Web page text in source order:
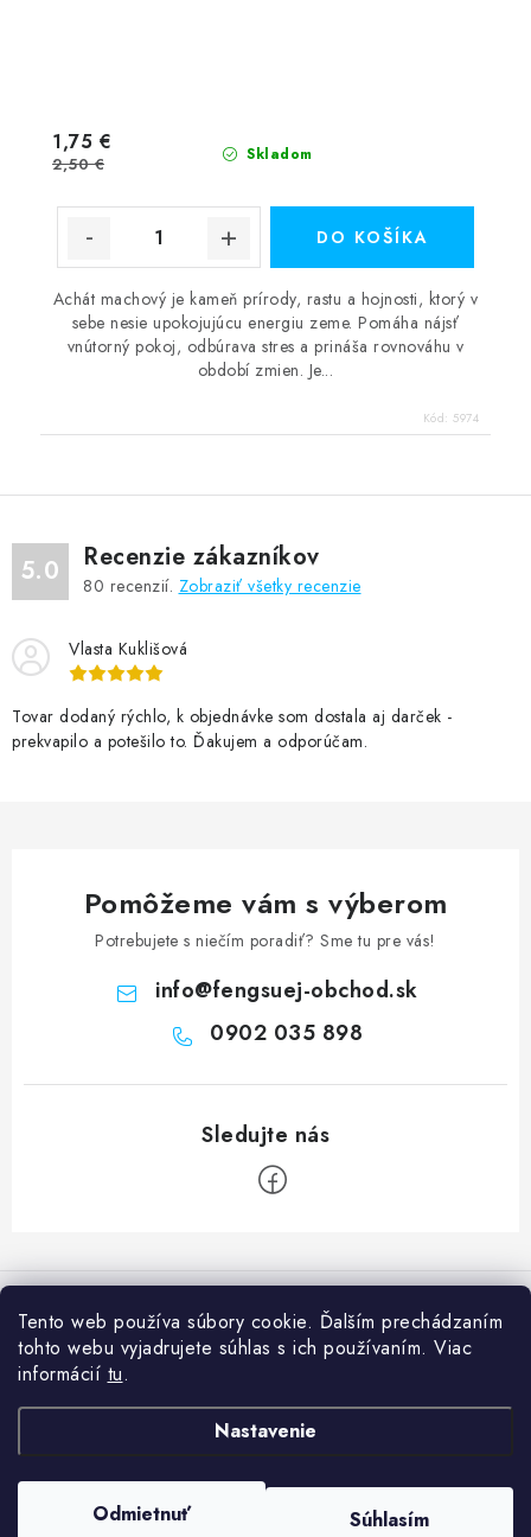
Tento web používa súbory cookie. Ďalším prechádzaním
tohto webu vyjadrujete súhlas s ich používaním. Viac
informácií tu.
Nastavenie
Odmietnuť Súhlasím
Skladom
1,75 €
2,50 €
DO KOŠÍKA
Achát machový je kameň prírody, rastu a hojnosti, ktorý v
sebe nesie upokojujúcu energiu zeme. Pomáha nájsť
vnútorný pokoj, odbúrava stres a prináša rovnováhu v
období zmien. Je...
Kód: 5974
5.0 Recenzie zákazníkov
80 recenzií. Zobraziť všetky recenzie
Vlasta Kuklišová
Tovar dodaný rýchlo, k objednávke som dostala aj darček -
prekvapilo a potešilo to. Ďakujem a odporúčam.
Pomôžeme vám s výberom
Potrebujete s niečím poradiť? Sme tu pre vás!
info@fengsuej-obchod.sk
0902 035 898
á
Prečo nakúpiť u nás?
Obchodné podmienky
Podmienky ochrany osobných údajov
Naša predajňa
Naše predajne
O nás
Feng Šuej Obchod. Všetky práva vyhradené.Upraviť